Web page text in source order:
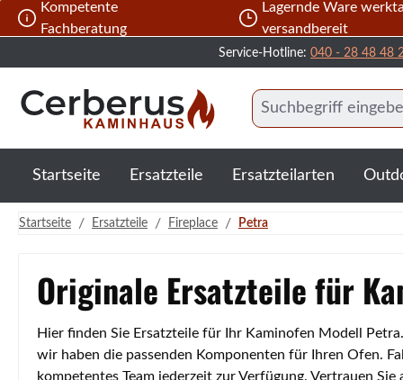
Hauptinhalt springen
Zur Suche springen
Zur Hauptnavigation springen
Kompetente
Fachberatung
Lagernde Ware
versandbereit
Service-Hotline: 040 - 28 48 48
Startseite Ersatzteile Ersatzteilarten
Startseite / Ersatzteile / Fireplace / Petra
Originale Ersatzteile für
Hier finden Sie Ersatzteile für Ihr Kaminofen Modell
wir haben die passenden Komponenten für Ihren Ofen.
kompetentes Team jederzeit zur Verfügung. Vertrauen Sie